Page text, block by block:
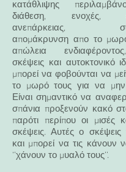
κατάθλιψης
διάθεση, ενοχές,
ανεπάρκειας,
απομάκρυνση απο το
απώλεια
σκέψεις και αυτοκτονικό
μπορεί να φοβούνται να
το μωρό τους για να
Είναι σημαντικό να
σπάνια προξενούν κακό
παρότι περίπου οι μισές
σκέψεις. Αυτές ο σκέψεις
και μπορεί να τις κάνουν
‘’χάνουν το μυαλό τους’’.